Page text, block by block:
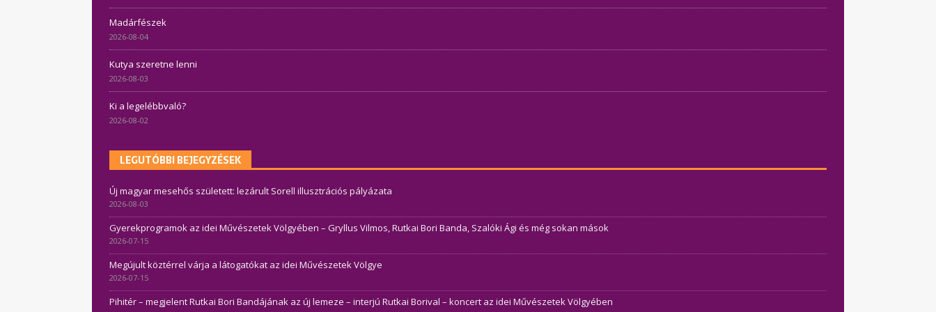
Madárfészek
2026-08-04
Kutya szeretne lenni
2026-08-03
Ki a legelébbvaló?
2026-08-02
LEGUTÓBBI BEJEGYZÉSEK
Új magyar mesehős született: lezárult Sorell illusztrációs pályázata
2026-08-03
Gyerekprogramok az idei Művészetek Völgyében – Gryllus Vilmos, Rutkai Bori Banda, Szalóki Ági és még sokan mások
2026-07-15
Megújult köztérrel várja a látogatókat az idei Művészetek Völgye
2026-07-15
Pihitér – megjelent Rutkai Bori Bandájának az új lemeze – interjú Rutkai Borival – koncert az idei Művészetek Völgyében